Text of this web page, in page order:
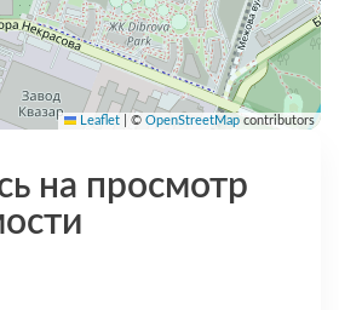
Leaflet © OpenStreetMap contributors
на просмотр